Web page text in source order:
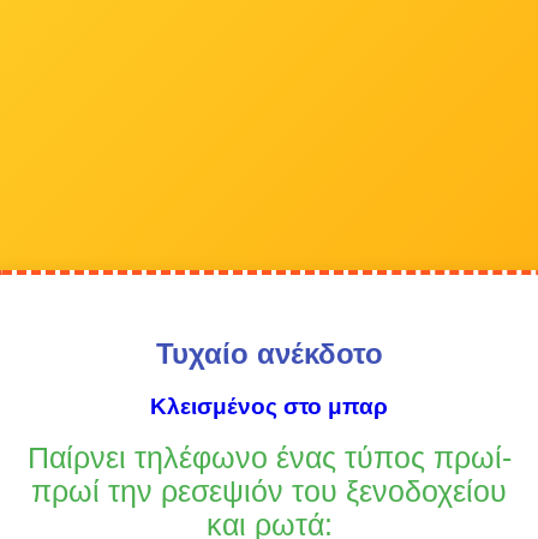
Τυχαίο ανέκδοτο
Κλεισμένος στο μπαρ
Παίρνει τηλέφωνο ένας τύπος πρωί-
πρωί την ρεσεψιόν του ξενοδοχείου
και ρωτά: